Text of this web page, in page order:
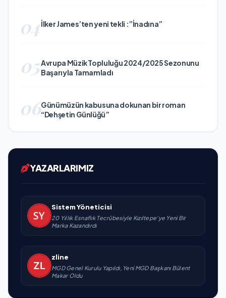
04İlker James’ten yeni tekli :”İnadına”
05Avrupa Müzik Topluluğu 2024/2025 Sezonunu
Başarıyla Tamamladı
06Günümüzün kabusuna dokunan bir roman
“Dehşetin Günlüğü”
YAZARLARIMIZ
Sistem Yöneticisi
20 Yıllık Esnaflık Tecrübesiyle Kızıltepe'ye Yeni Bir
Marka Kazandırdı
zline
MGD Genel Kurulu Yapıldı, Yeni MGD Başkanı Bülent
Makar Oldu